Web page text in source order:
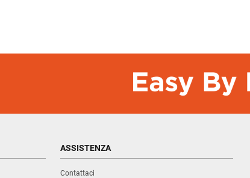
ASSISTENZA
Contattaci